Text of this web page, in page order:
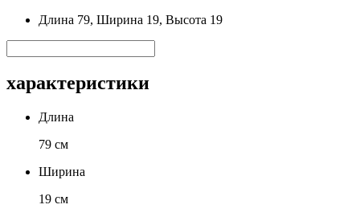
Длина 79, Ширина 19, Высота 19
характеристики
Длина
79 см
Ширина
19 см